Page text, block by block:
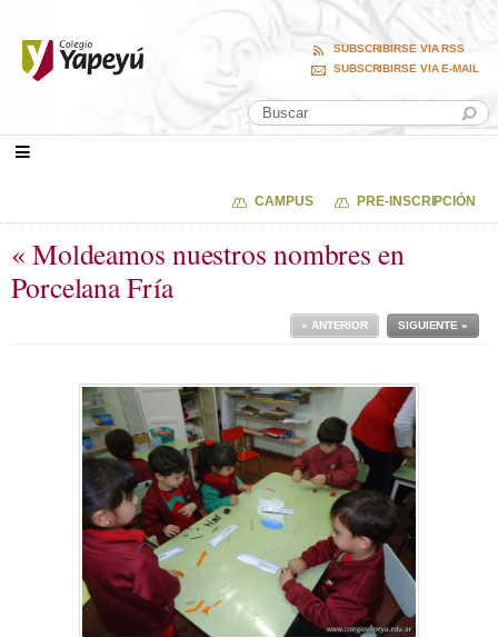
SUBSCRIBIRSE VIA RSS
SUBSCRIBIRSE VIA E-MAIL
CAMPUS PRE-INSCRIPCIÓN
« Moldeamos nuestros nombres en
Porcelana Fría
SIGUIENTE »
« ANTERIOR